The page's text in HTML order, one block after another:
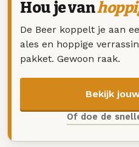
Hou je van
De Beer koppelt je aan
ales en hoppige
pakket. Gewoon raak.
Bekijk
Of doe de